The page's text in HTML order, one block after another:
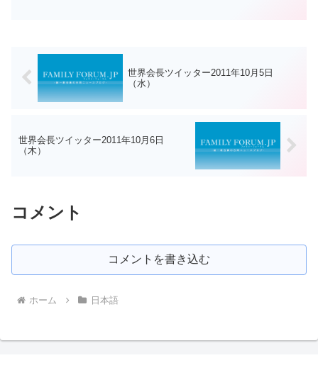
世界会長ツイッター2011年10月5日
（水）
世界会長ツイッター2011年10月6日
（木）
コメント
コメントを書き込む
ホーム 日本語